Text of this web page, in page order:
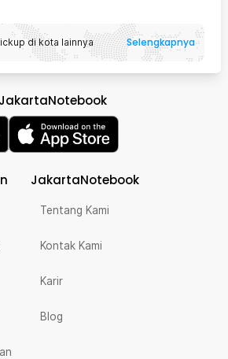
di kota lainnya Selengkapnya
JakartaNotebook
Tentang Kami
Kontak Kami
Karir
Blog